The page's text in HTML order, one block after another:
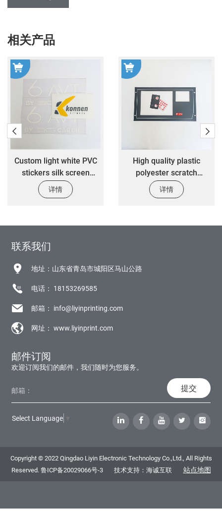
相关产品
Custom light white PVC
stickers silk screen
printed stickers custom
car decorative stickers
详情
High quality plastic
polyester scratch
resistant sticker custom
design 3M self adhesive
详情
联系我们
地址：山东省青岛市城阳区马山公路
电话： 18153269585
邮箱： info@liyinprinting.com
网址：www.liyinprint.com
邮件订阅
欢迎订阅我们的邮件，我们随时为您服务。
提交
Select Language
Copyright © 2022 Qingdao Liyin Electronic Technology Co.,Ltd., All Rights
Reserved.鲁ICP备20029066号-3 技术支持：海诚互联 站点地图